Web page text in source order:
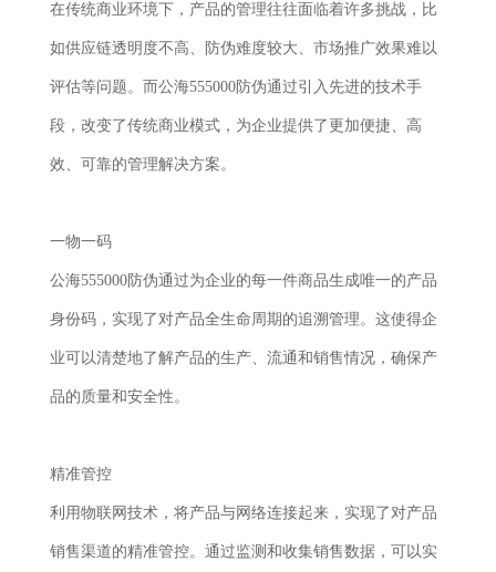
在传统商业环境下，产品的管理往往面临着许多挑战，比
如供应链透明度不高、防伪难度较大、市场推广效果难以
评估等问题。而公海555000防伪通过引入先进的技术手
段，改变了传统商业模式，为企业提供了更加便捷、高
效、可靠的管理解决方案。
一物一码
公海555000防伪通过为企业的每一件商品生成唯一的产品
身份码，实现了对产品全生命周期的追溯管理。这使得企
业可以清楚地了解产品的生产、流通和销售情况，确保产
品的质量和安全性。
精准管控
利用物联网技术，将产品与网络连接起来，实现了对产品
销售渠道的精准管控。通过监测和收集销售数据，可以实